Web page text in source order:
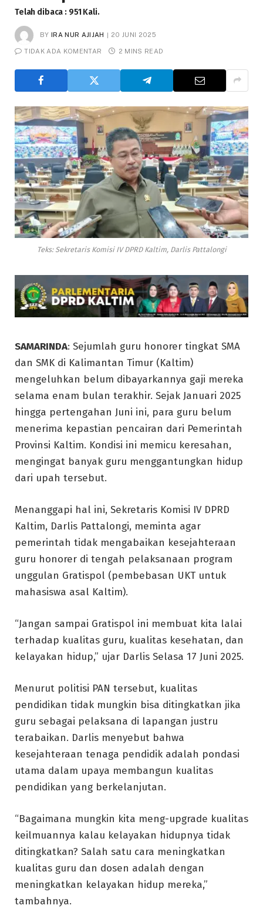
Telah dibaca : 951 Kali.
BY IRA NUR AJIJAH 20 JUNI 2025
TIDAK ADA KOMENTAR 2 MINS READ
Teks: Sekretaris Komisi IV DPRD Kaltim, Darlis Pattalongi
SAMARINDA: Sejumlah guru honorer tingkat SMA
dan SMK di Kalimantan Timur (Kaltim)
mengeluhkan belum dibayarkannya gaji mereka
selama enam bulan terakhir. Sejak Januari 2025
hingga pertengahan Juni ini, para guru belum
menerima kepastian pencairan dari Pemerintah
Provinsi Kaltim. Kondisi ini memicu keresahan,
mengingat banyak guru menggantungkan hidup
dari upah tersebut.
Menanggapi hal ini, Sekretaris Komisi IV DPRD
Kaltim, Darlis Pattalongi, meminta agar
pemerintah tidak mengabaikan kesejahteraan
guru honorer di tengah pelaksanaan program
unggulan Gratispol (pembebasan UKT untuk
mahasiswa asal Kaltim).
“Jangan sampai Gratispol ini membuat kita lalai
terhadap kualitas guru, kualitas kesehatan, dan
kelayakan hidup,” ujar Darlis Selasa 17 Juni 2025.
Menurut politisi PAN tersebut, kualitas
pendidikan tidak mungkin bisa ditingkatkan jika
guru sebagai pelaksana di lapangan justru
terabaikan. Darlis menyebut bahwa
kesejahteraan tenaga pendidik adalah pondasi
utama dalam upaya membangun kualitas
pendidikan yang berkelanjutan.
“Bagaimana mungkin kita meng-upgrade kualitas
keilmuannya kalau kelayakan hidupnya tidak
ditingkatkan? Salah satu cara meningkatkan
kualitas guru dan dosen adalah dengan
meningkatkan kelayakan hidup mereka,”
tambahnya.